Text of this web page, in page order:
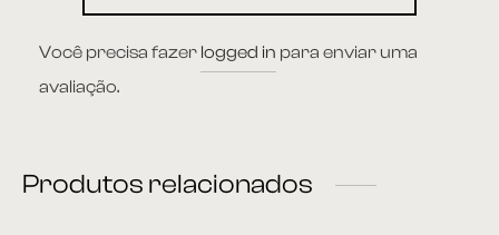
Você precisa fazer logged in para enviar uma
avaliação.
Produtos relacionados